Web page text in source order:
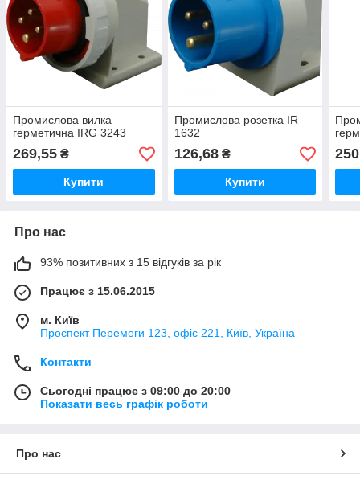
Промислова вилка
герметична IRG 3243
269,55 ₴
Купити
Промислова розетка IR
1632
126,68₴
Купити
Про нас
93% позитивних з 15 відгуків за рік
Працює з 15.06.2015
м. Київ
Проспект Перемоги 123, офіс 221, Київ, Україна
Контакти
Сьогодні працює з 09:00 до 20:00
Показати весь графік роботи
Про нас